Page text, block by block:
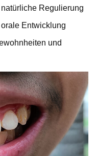
Regulierung
Entwicklung
und